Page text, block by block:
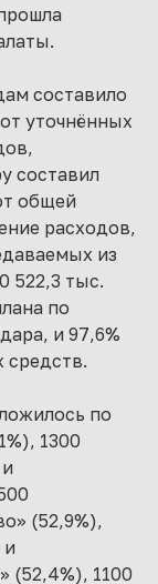
составило
уточнённых
составил
общей
расходов,
из
522,3 тыс.
по
и 97,6%
средств.
по
1300
(52,9%),
и
(52,4%), 1100